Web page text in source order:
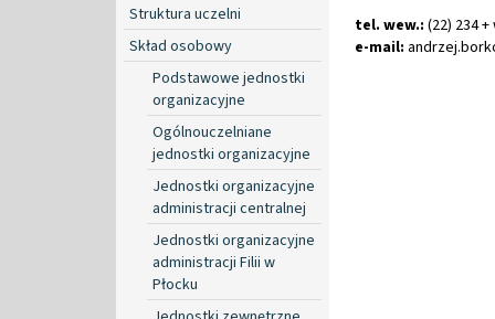
Struktura uczelni
Skład osobowy
Podstawowe jednostki
organizacyjne
Ogólnouczelniane
jednostki organizacyjne
Jednostki organizacyjne
administracji centralnej
Jednostki organizacyjne
administracji Filii w
Płocku
tel. wew.: (22) 234
e-mail: andrzej.